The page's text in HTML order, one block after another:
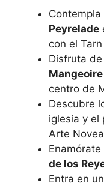
Contempla
Peyrelade
con el
Disfruta
centro de
Descubre
iglesia y el
Arte
de los
Entra en